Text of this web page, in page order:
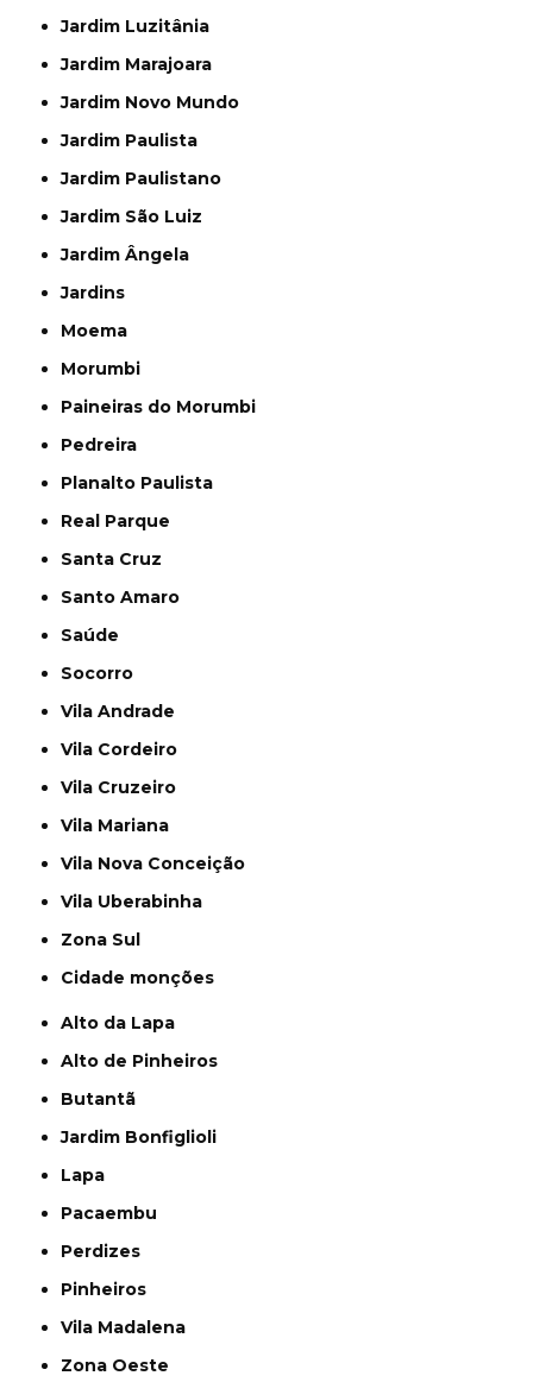
Jardim Luzitânia
Jardim Marajoara
Jardim Novo Mundo
Jardim Paulista
Jardim Paulistano
Jardim São Luiz
Jardim Ângela
Jardins
Moema
Morumbi
Paineiras do Morumbi
Pedreira
Planalto Paulista
Real Parque
Santa Cruz
Santo Amaro
Saúde
Socorro
Vila Andrade
Vila Cordeiro
Vila Cruzeiro
Vila Mariana
Vila Nova Conceição
Vila Uberabinha
Zona Sul
cidade monções
Alto da Lapa
Alto de Pinheiros
Butantã
Jardim Bonfiglioli
Lapa
Pacaembu
Perdizes
Pinheiros
Vila Madalena
Zona Oeste